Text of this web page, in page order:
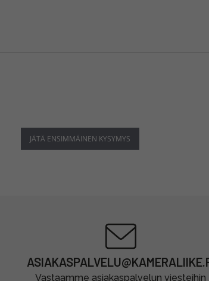
JÄTÄ ENSIMMÄINEN KYSYMYS
Vastaamme asiakaspalvelun viesteihin